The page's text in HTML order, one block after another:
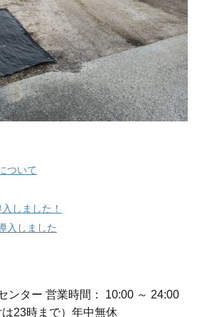
ついて
しました！
入しました
ンター 営業時間： 10:00 ～ 24:00
は23時まで）年中無休